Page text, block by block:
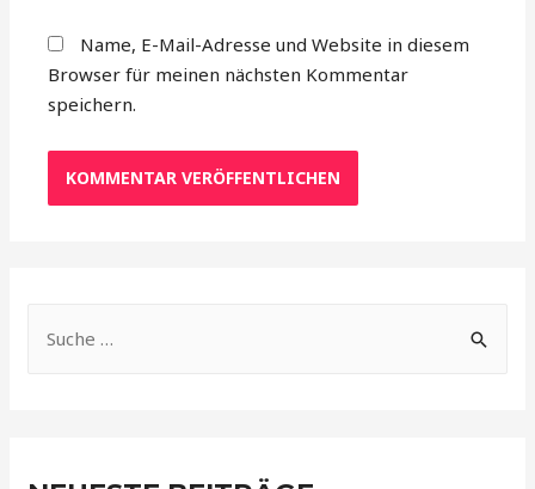
Name, E-Mail-Adresse und Website in diesem
Browser für meinen nächsten Kommentar
speichern.